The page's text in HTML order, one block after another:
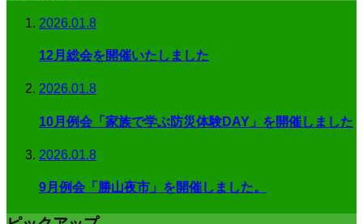
2026.01.8
12月総会を開催いたしました
2026.01.8
10月例会「家族で学ぶ防災体験DAY」を開催しました
2026.01.8
9月例会「勝山夜市」を開催しました。